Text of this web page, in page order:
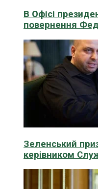
В Офісі
повернення
Зеленський
керівником